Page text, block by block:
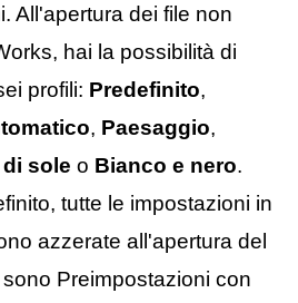
All'apertura dei file non
hai la possibilità di
profili: Predefinito,
, Paesaggio,
sole o Bianco e nero.
tutte le impostazioni in
azzerate all'apertura del
Preimpostazioni con